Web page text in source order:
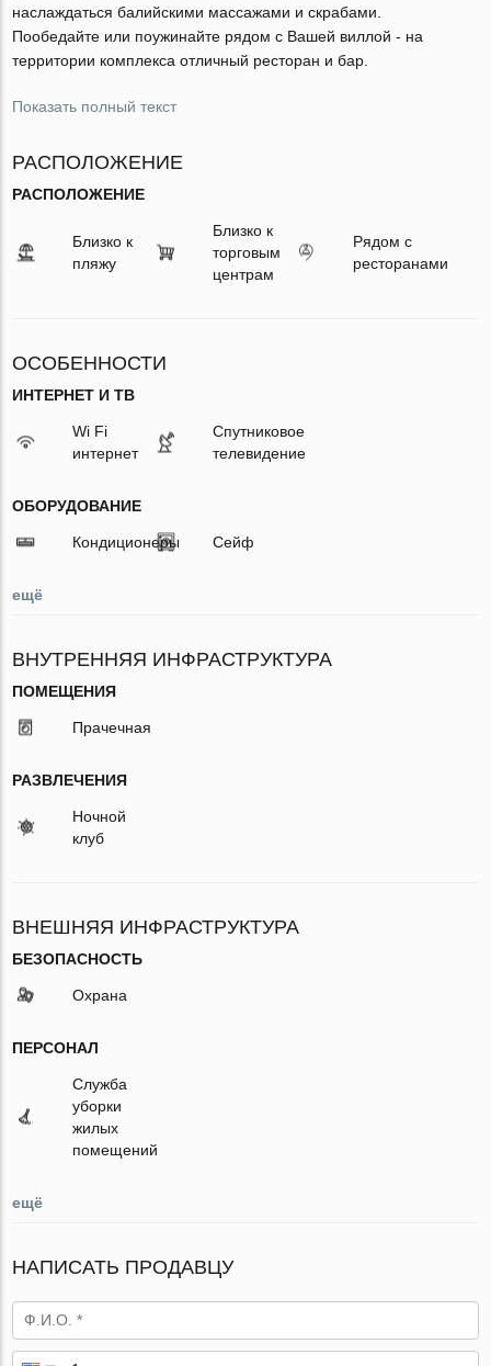
наслаждаться балийскими массажами и скрабами.
Пообедайте или поужинайте рядом с Вашей виллой - на
территории комплекса отличный ресторан и бар.
Показать полный текст
РАСПОЛОЖЕНИЕ
РАСПОЛОЖЕНИЕ
Близко к
пляжу
Близко к
торговым
центрам
Рядом с
ресторанами
ОСОБЕННОСТИ
ИНТЕРНЕТ И ТВ
Wi Fi
интернет
Спутниковое
телевидение
ОБОРУДОВАНИЕ
Кондиционеры Сейф
ещё
ВНУТРЕННЯЯ ИНФРАСТРУКТУРА
ПОМЕЩЕНИЯ
Прачечная
РАЗВЛЕЧЕНИЯ
Ночной
клуб
ВНЕШНЯЯ ИНФРАСТРУКТУРА
БЕЗОПАСНОСТЬ
Охрана
ПЕРСОНАЛ
Служба
уборки
жилых
помещений
ещё
НАПИСАТЬ ПРОДАВЦУ